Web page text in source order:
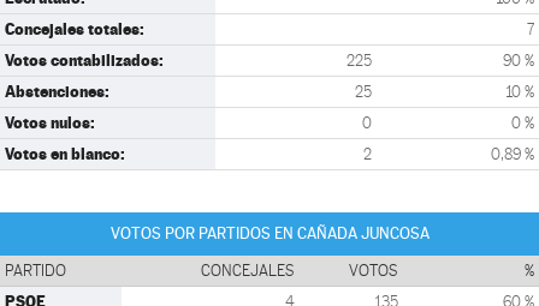
Concejales totales: 7
Votos contabilizados: 225 90 %
Abstenciones: 25 10 %
Votos nulos: 0 0 %
Votos en blanco: 2 0,89 %
VOTOS POR PARTIDOS EN CAÑADA JUNCOSA
PARTIDO CONCEJALES VOTOS %
PSOE 4 135 60 %